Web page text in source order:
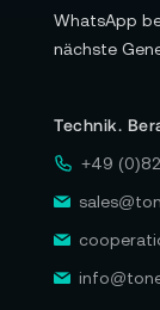
WhatsApp
nächste
Technik.
+49